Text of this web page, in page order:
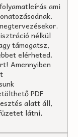
ami
nélkül
támogatsz,
elérheted.
Amennyiben
PDF
alatt áll,
látni,